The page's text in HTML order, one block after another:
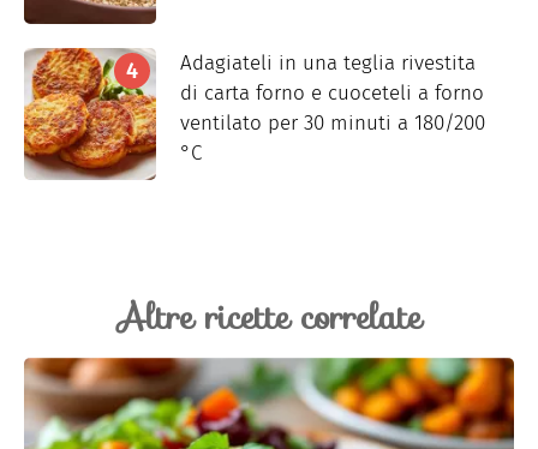
Adagiateli in una teglia rivestita
di carta forno e cuoceteli a forno
ventilato per 30 minuti a 180/200
°C
Altre ricette correlate